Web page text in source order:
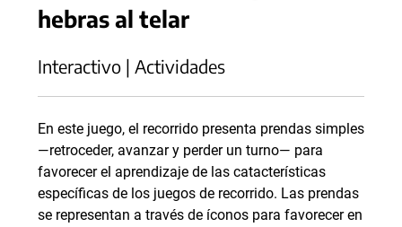
hebras al telar
Interactivo | Actividades
En este juego, el recorrido presenta prendas simples
—retroceder, avanzar y perder un turno— para
favorecer el aprendizaje de las catacterísticas
específicas de los juegos de recorrido. Las prendas
se representan a través de íconos para favorecer en